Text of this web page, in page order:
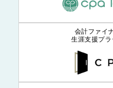
会計ファイ
生涯支援プ